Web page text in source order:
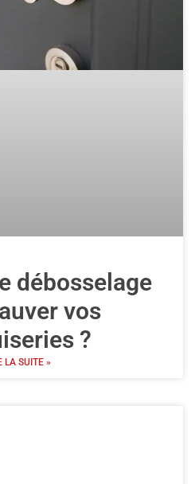
débosselage
vos
?
LA SUITE »